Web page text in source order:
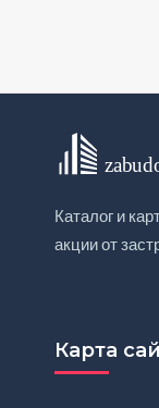
Каталог и
акции от
Карта